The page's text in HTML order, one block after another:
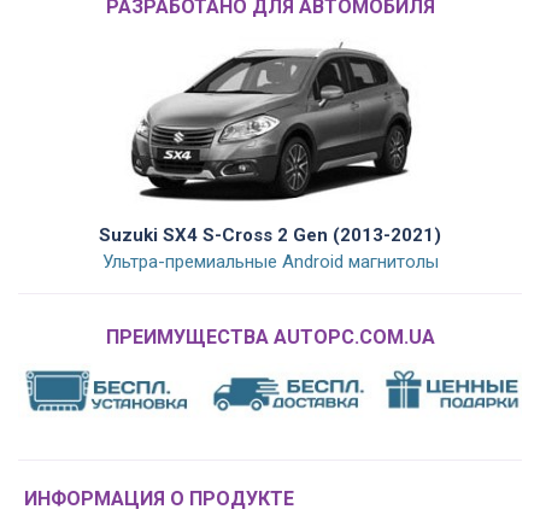
РАЗРАБОТАНО ДЛЯ АВТОМОБИЛЯ
Suzuki SX4 S-Cross 2 Gen (2013-2021)
Ультра-премиальные Android магнитолы
ПРЕИМУЩЕСТВА AUTOPC.COM.UA
ИНФОРМАЦИЯ О ПРОДУКТЕ